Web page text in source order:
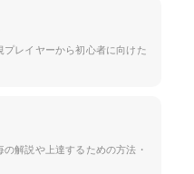
レイヤーから初心者に向けた
解説や上達するための方法・